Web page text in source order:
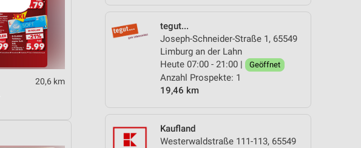
tegut...
Joseph-Schneider-Straße 1, 65549
Limburg an der Lahn
Heute 07:00 - 21:00 |
Geöffnet
Anzahl Prospekte: 1
19,46 km
Kaufland
Westerwaldstraße 111-113, 65549
20,6 km